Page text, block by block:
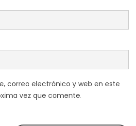
correo electrónico y web en este
vez que comente.